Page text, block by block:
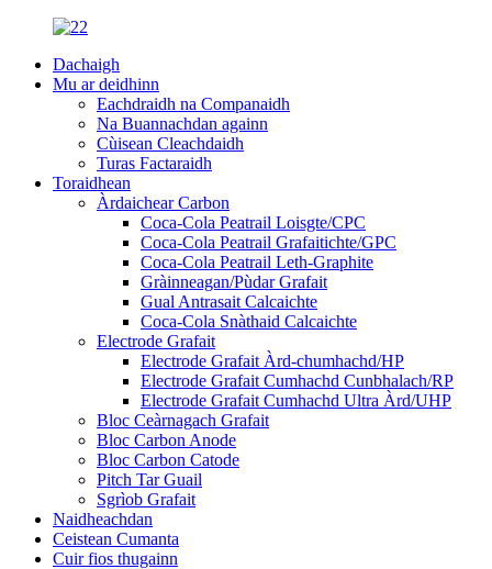
Dachaigh
Mu ar deidhinn
Eachdraidh na Companaidh
Na Buannachdan againn
Cùisean Cleachdaidh
Turas Factaraidh
Toraidhean
Àrdaichear Carbon
Coca-Cola Peatrail Loisgte/CPC
Coca-Cola Peatrail Grafaitichte/GPC
Coca-Cola Peatrail Leth-Graphite
Gràinneagan/Pùdar Grafait
Gual Antrasait Calcaichte
Coca-Cola Snàthaid Calcaichte
Electrode Grafait
Electrode Grafait Àrd-chumhachd/HP
Electrode Grafait Cumhachd Cunbhalach/RP
Electrode Grafait Cumhachd Ultra Àrd/UHP
Bloc Ceàrnagach Grafait
Bloc Carbon Anode
Bloc Carbon Catode
Pitch Tar Guail
Sgrìob Grafait
Naidheachdan
Ceistean Cumanta
Cuir fios thugainn